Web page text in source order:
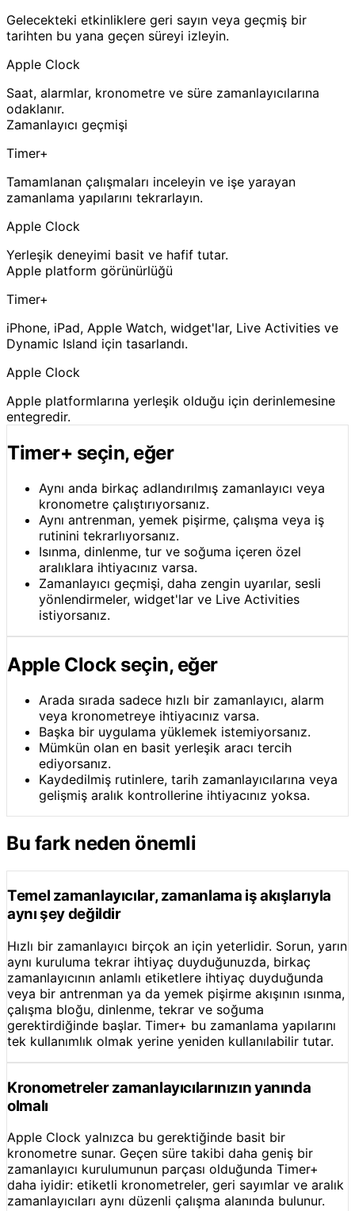
Gelecekteki etkinliklere geri sayın veya geçmiş bir
tarihten bu yana geçen süreyi izleyin.
Apple Clock
Saat, alarmlar, kronometre ve süre zamanlayıcılarına
odaklanır.
Zamanlayıcı geçmişi
Timer+
Tamamlanan çalışmaları inceleyin ve işe yarayan
zamanlama yapılarını tekrarlayın.
Apple Clock
Yerleşik deneyimi basit ve hafif tutar.
Apple platform görünürlüğü
Timer+
iPhone, iPad, Apple Watch, widget'lar, Live Activities ve
Dynamic Island için tasarlandı.
Apple Clock
Apple platformlarına yerleşik olduğu için derinlemesine
entegredir.
Timer+ seçin, eğer
Aynı anda birkaç adlandırılmış zamanlayıcı veya
kronometre çalıştırıyorsanız.
Aynı antrenman, yemek pişirme, çalışma veya iş
rutinini tekrarlıyorsanız.
Isınma, dinlenme, tur ve soğuma içeren özel
aralıklara ihtiyacınız varsa.
Zamanlayıcı geçmişi, daha zengin uyarılar, sesli
yönlendirmeler, widget'lar ve Live Activities
istiyorsanız.
Apple Clock seçin, eğer
Arada sırada sadece hızlı bir zamanlayıcı, alarm
veya kronometreye ihtiyacınız varsa.
Başka bir uygulama yüklemek istemiyorsanız.
Mümkün olan en basit yerleşik aracı tercih
ediyorsanız.
Kaydedilmiş rutinlere, tarih zamanlayıcılarına veya
gelişmiş aralık kontrollerine ihtiyacınız yoksa.
Bu fark neden önemli
Temel zamanlayıcılar, zamanlama iş akışlarıyla
aynı şey değildir
Hızlı bir zamanlayıcı birçok an için yeterlidir. Sorun, yarın
aynı kuruluma tekrar ihtiyaç duyduğunuzda, birkaç
zamanlayıcının anlamlı etiketlere ihtiyaç duyduğunda
veya bir antrenman ya da yemek pişirme akışının ısınma,
çalışma bloğu, dinlenme, tekrar ve soğuma
gerektirdiğinde başlar. Timer+ bu zamanlama yapılarını
tek kullanımlık olmak yerine yeniden kullanılabilir tutar.
Kronometreler zamanlayıcılarınızın yanında
olmalı
Apple Clock yalnızca bu gerektiğinde basit bir
kronometre sunar. Geçen süre takibi daha geniş bir
zamanlayıcı kurulumunun parçası olduğunda Timer+
daha iyidir: etiketli kronometreler, geri sayımlar ve aralık
zamanlayıcıları aynı düzenli çalışma alanında bulunur.